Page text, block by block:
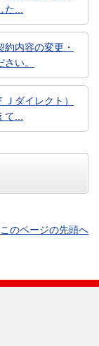
...
内容の変更・
い。
ダイレクト）
...
このページの先頭へ